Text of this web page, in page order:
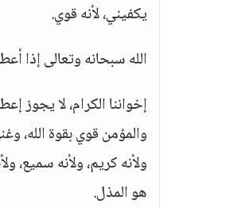
يكفيني، لأنه قوي.
الله سبحانه وتعالى إذا
إخواننا الكرام، لا يجوز
والمؤمن قوي بقوة الله،
ولأنه كريم، ولأنه سميع،
هو المذل.